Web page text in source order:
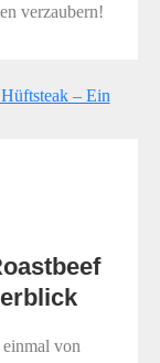
verzaubern!
von